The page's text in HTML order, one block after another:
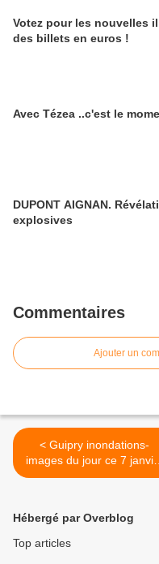
Votez pour les nouvelles
des billets en euros !
Avec Tézea ..c'est le
DUPONT AIGNAN. Révélations
explosives
Commentaires
Ajouter un
< Guipry inondations-
images du jour ce 7 janvier
2014
Hébergé par Overblog
Top articles